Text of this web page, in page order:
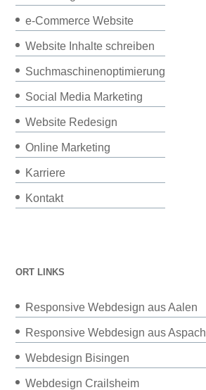
e-Commerce Website
Website Inhalte schreiben
Suchmaschinenoptimierung
Social Media Marketing
Website Redesign
Online Marketing
Karriere
Kontakt
ORT LINKS
Responsive Webdesign aus Aalen
Responsive Webdesign aus Aspach
Webdesign Bisingen
Webdesign Crailsheim